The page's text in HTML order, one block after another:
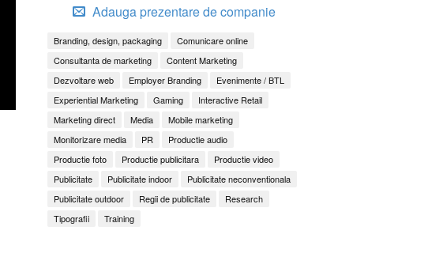
Adauga prezentare de companie
Branding, design, packaging
Comunicare online
Consultanta de marketing
Content Marketing
Dezvoltare web
Employer Branding
Evenimente / BTL
Experiential Marketing
Gaming
Interactive Retail
Marketing direct
Media
Mobile marketing
Monitorizare media
PR
Productie audio
Productie foto
Productie publicitara
Productie video
Publicitate
Publicitate indoor
Publicitate neconventionala
Publicitate outdoor
Regii de publicitate
Research
Tipografii
Training